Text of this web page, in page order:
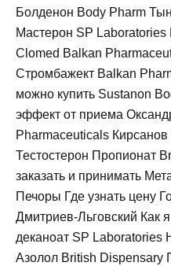
Болденон Body Pharm
Мастерон SP
Clomed Balkan
Стромбажект Balkan
можно купить Sustanon
эффект от приема
Pharmaceuticals Кирсанов
Тестостерон Пропионат
заказать и принимать
Печоры Где узнать цену
Дмитриев-Льговский Как
деканоат SP Laboratories
Азолол British Dispensary